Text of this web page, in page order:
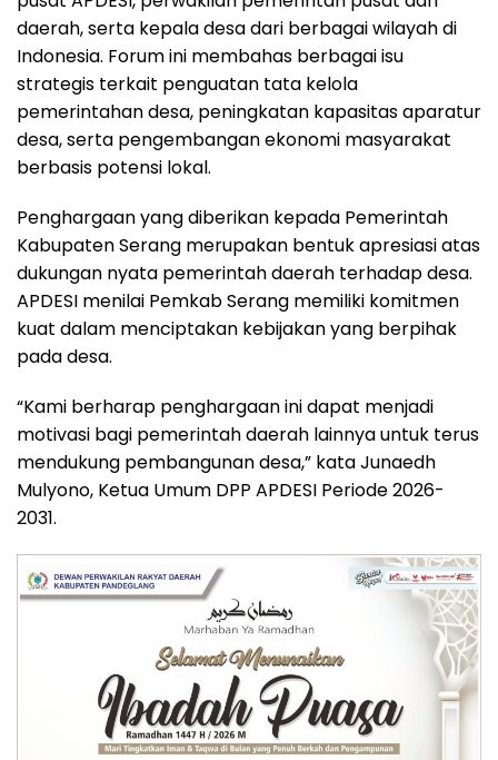
daerah, serta kepala desa dari berbagai wilayah di
Indonesia. Forum ini membahas berbagai isu
strategis terkait penguatan tata kelola
pemerintahan desa, peningkatan kapasitas aparatur
desa, serta pengembangan ekonomi masyarakat
berbasis potensi lokal.
Penghargaan yang diberikan kepada Pemerintah
Kabupaten Serang merupakan bentuk apresiasi atas
dukungan nyata pemerintah daerah terhadap desa.
APDESI menilai Pemkab Serang memiliki komitmen
kuat dalam menciptakan kebijakan yang berpihak
pada desa.
“Kami berharap penghargaan ini dapat menjadi
motivasi bagi pemerintah daerah lainnya untuk terus
mendukung pembangunan desa,” kata Junaedh
Mulyono, Ketua Umum DPP APDESI Periode 2026-
2031.